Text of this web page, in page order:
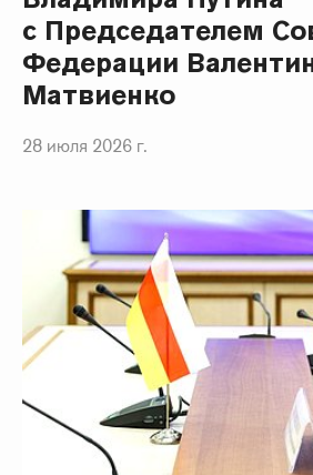
с Председателем
Федерации
Матвиенко
28 июля 2026 г.